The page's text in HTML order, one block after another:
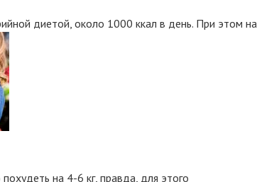
диетой, около 1000 ккал в день. При этом на
на 4-6 кг, правда, для этого